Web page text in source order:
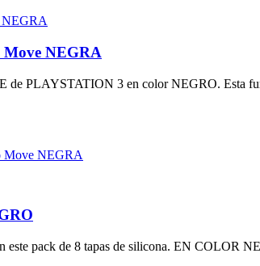
NEGRA
de PLAYSTATION 3 en color NEGRO. Esta
Move NEGRA
este pack de 8 tapas de silicona. EN COLOR